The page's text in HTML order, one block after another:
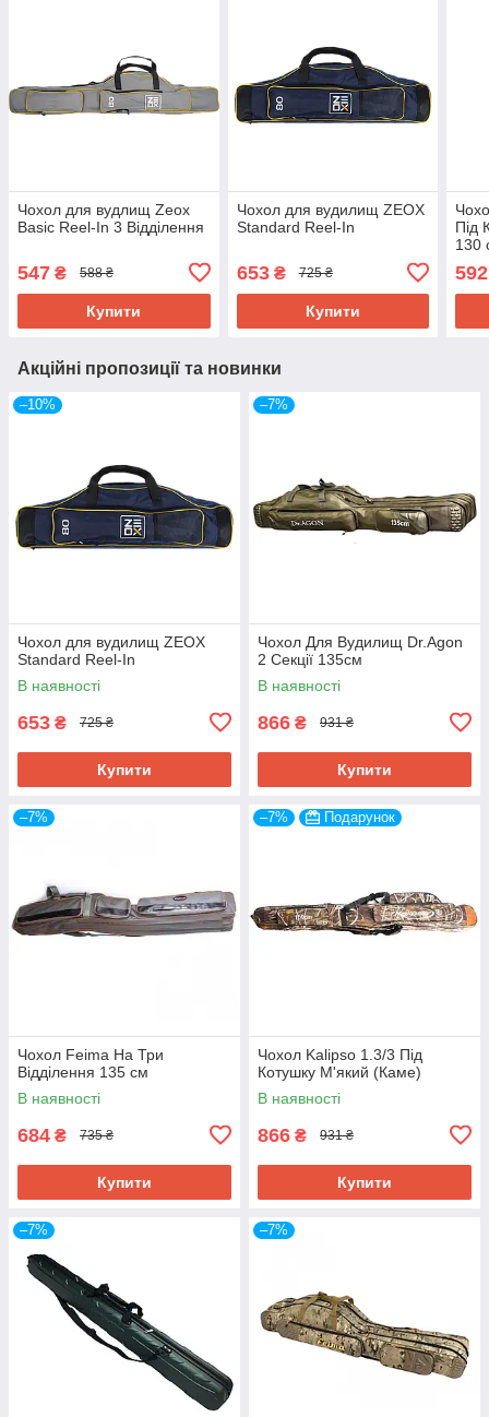
Чохол для вудлищ Zeox
Basic Reel-In 3 Відділення
547 ₴ 588 ₴
Купити
Чохол для вудилищ ZEOX
Standard Reel-In
653₴ 725 ₴
Купити
Під
130
592
Акційні пропозиції та новинки
–10%
Чохол для вудилищ ZEOX
Standard Reel-In
В наявності
653 ₴ 725 ₴
Купити
–7%
Чохол Для Вудилищ Dr.Agon
2 Секції 135см
В наявності
866 ₴ 931 ₴
Купити
–7%
Чохол Feima На Три
Відділення 135 см
В наявності
684 ₴ 735 ₴
Купити
–7% Подарунок
Чохол Kalipso 1.3/3 Під
Котушку М'який (Каме)
В наявності
866 ₴ 931 ₴
Купити
–7% –7%